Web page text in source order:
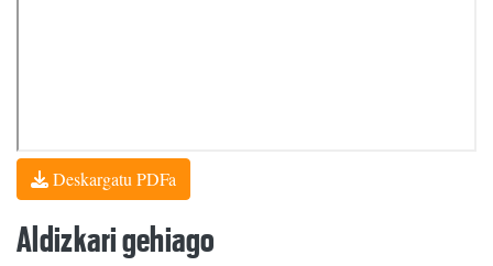
Deskargatu PDFa
Aldizkari gehiago